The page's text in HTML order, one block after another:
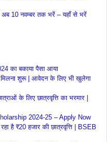
अब 10 नवम्बर तक भरें – यहाँ से भरें
का बकाया पैसा आया
मिलना शुरू | आवेदन के लिए भी खुलेगा
के लिए छात्रवृत्ति का भरमार |
2024-25 – Apply Now
है ₹20 हजार की छात्रवृत्ति | BSEB